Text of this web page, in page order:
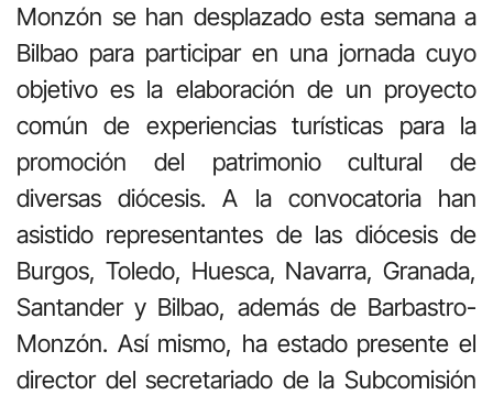
Monzón se han desplazado esta semana a
Bilbao para participar en una jornada cuyo
objetivo es la elaboración de un proyecto
común de experiencias turísticas para la
promoción del patrimonio cultural de
diversas diócesis. A la convocatoria han
asistido representantes de las diócesis de
Burgos, Toledo, Huesca, Navarra, Granada,
Santander y Bilbao, además de Barbastro-
Monzón. Así mismo, ha estado presente el
director del secretariado de la Subcomisión